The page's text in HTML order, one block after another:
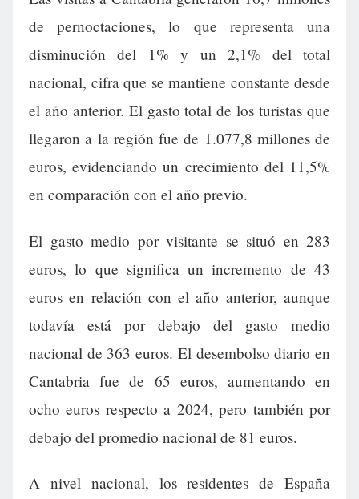
de pernoctaciones, lo que representa una
disminución del 1% y un 2,1% del total
nacional, cifra que se mantiene constante desde
el año anterior. El gasto total de los turistas que
llegaron a la región fue de 1.077,8 millones de
euros, evidenciando un crecimiento del 11,5%
en comparación con el año previo.
El gasto medio por visitante se situó en 283
euros, lo que significa un incremento de 43
euros en relación con el año anterior, aunque
todavía está por debajo del gasto medio
nacional de 363 euros. El desembolso diario en
Cantabria fue de 65 euros, aumentando en
ocho euros respecto a 2024, pero también por
debajo del promedio nacional de 81 euros.
A nivel nacional, los residentes de España